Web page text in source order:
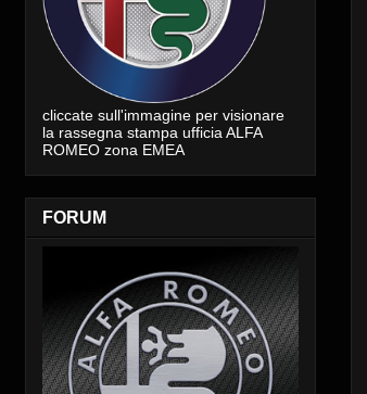
cliccate sull'immagine per visionare
la rassegna stampa ufficia ALFA
ROMEO zona EMEA
FORUM